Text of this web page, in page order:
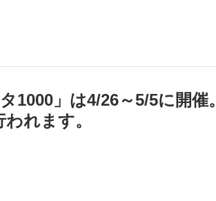
1000」は4/26～5/5に開催
れます。